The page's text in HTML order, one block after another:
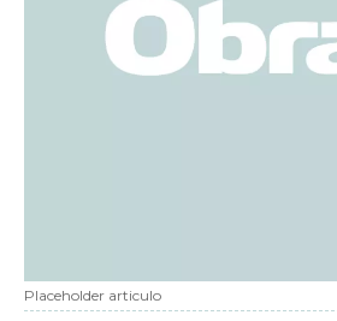
Placeholder articulo